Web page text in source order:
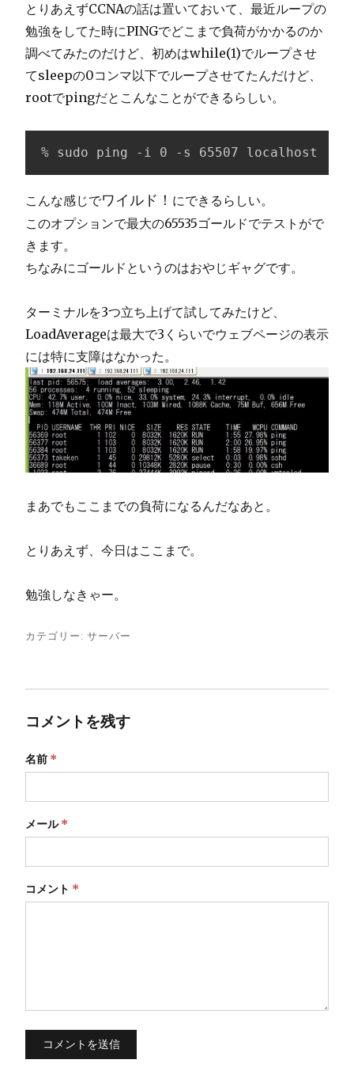
とりあえずCCNAの話は置いておいて、最近ループの
勉強をしてた時にPINGでどこまで負荷がかかるのか
調べてみたのだけど、初めはwhile(1)でループさせ
てsleepの0コンマ以下でループさせてたんだけど、
rootでpingだとこんなことができるらしい。
% sudo ping -i 0 -s 65507 localhost
こんな感じでワイルド！ にできるらしい。
このオプションで最大の65535ゴールドでテストがで
きます。
ちなみにゴールドというのはおやじギャグです。
ターミナルを3つ立ち上げて試してみたけど、
LoadAverageは最大で3くらいでウェブページの表示
には特に支障はなかった。
まあでもここまでの負荷になるんだなあと。
とりあえず、今日はここまで。
勉強しなきゃー。
カテゴリー:サーバー
コメントを残す
名前 *
メール*
コメント *
コメントを送信